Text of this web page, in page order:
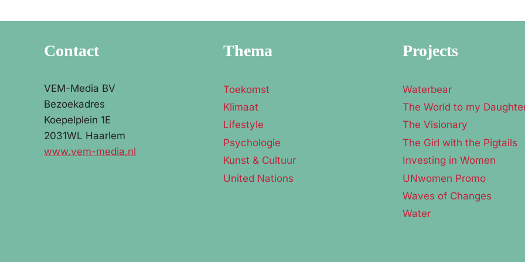
Contact
VEM-Media BV
Bezoekadres
Koepelplein 1E
2031WL Haarlem
www.vem-media.nl
Thema
Toekomst
Klimaat
Lifestyle
Psychologie
Kunst & Cultuur
United Nations
Projects
Waterbear
The World to my
The Visionary
The Girl with the Pigtails
Investing in Women
UNwomen Promo
Waves of Changes
Water